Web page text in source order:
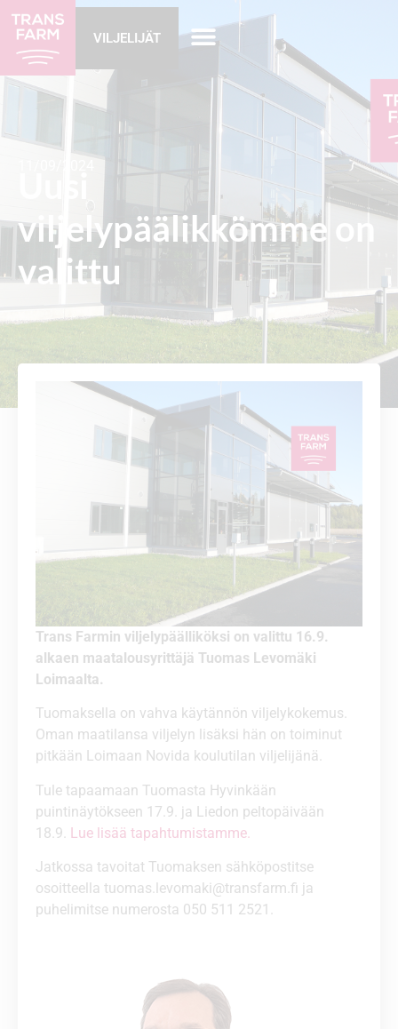
VILJELIJÄT
viljelypäälikkömme on
valittu
Trans Farmin viljelypäälliköksi on valittu 16.9.
alkaen maatalousyrittäjä Tuomas Levomäki
Loimaalta.
Tuomaksella on vahva käytännön viljelykokemus.
Oman maatilansa viljelyn lisäksi hän on toiminut
pitkään Loimaan Novida koulutilan viljelijänä.
Tule tapaamaan Tuomasta Hyvinkään
puintinäytökseen 17.9. ja Liedon peltopäivään
18.9. Lue lisää tapahtumistamme.
Jatkossa tavoitat Tuomaksen sähköpostitse
osoitteella tuomas.levomaki@transfarm.fi ja
puhelimitse numerosta 050 511 2521.